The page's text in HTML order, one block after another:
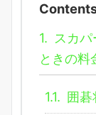
1. スカ
ときの料
1.1. 囲